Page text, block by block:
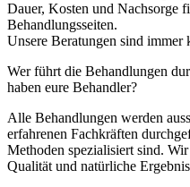
Dauer, Kosten und Nachsorge
Behandlungsseiten.
Unsere Beratungen sind
Wer führt die Behandlungen
haben eure Behandler?
Alle Behandlungen werden
erfahrenen Fachkräften
Methoden spezialisiert sind.
Qualität und natürliche